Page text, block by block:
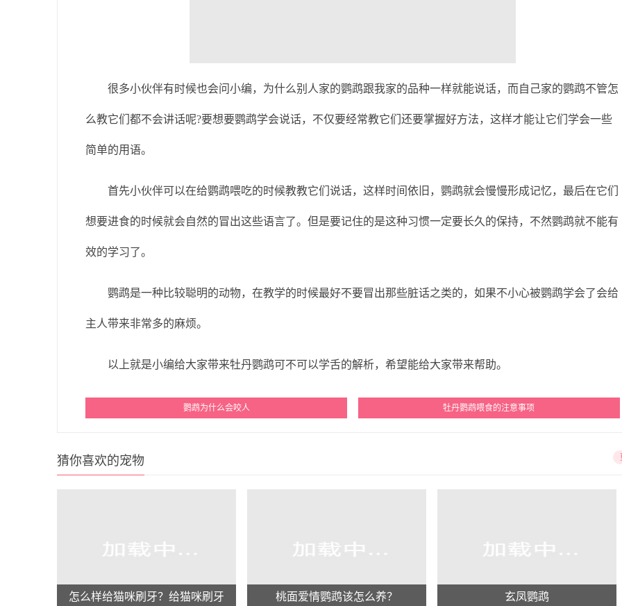
很多小伙伴有时候也会问小编，为什么别人家的鹦鹉跟我家的品种一样就能说话，而自己家的鹦鹉不管怎
么教它们都不会讲话呢?要想要鹦鹉学会说话，不仅要经常教它们还要掌握好方法，这样才能让它们学会一些
简单的用语。
首先小伙伴可以在给鹦鹉喂吃的时候教教它们说话，这样时间依旧，鹦鹉就会慢慢形成记忆，最后在它们
想要进食的时候就会自然的冒出这些语言了。但是要记住的是这种习惯一定要长久的保持，不然鹦鹉就不能有
效的学习了。
鹦鹉是一种比较聪明的动物，在教学的时候最好不要冒出那些脏话之类的，如果不小心被鹦鹉学会了会给
主人带来非常多的麻烦。
以上就是小编给大家带来牡丹鹦鹉可不可以学舌的解析，希望能给大家带来帮助。
鹦鹉为什么会咬人 牡丹鹦鹉喂食的注意事项
猜你喜欢的宠物
怎么样给猫咪刷牙？给猫咪刷牙 桃面爱情鹦鹉该怎么养？ 玄凤鹦鹉